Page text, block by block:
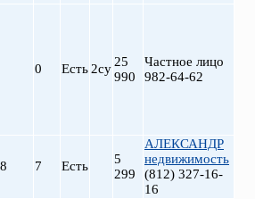
0 Есть 2су 25
990
Частное лицо
982-64-62
7 Есть
5
299
АЛЕКСАНДР
недвижимость
(812) 327-16-
16